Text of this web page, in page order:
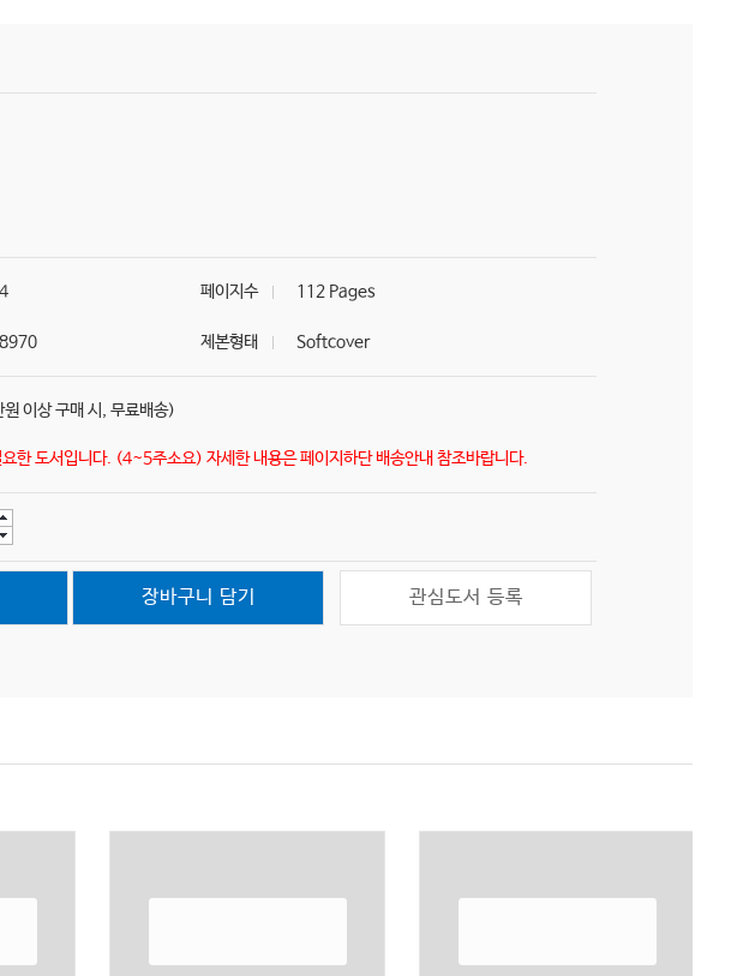
페이지수 112 Pages
제본형태 Softcover
이상 구매 시, 무료배송)
한 도서입니다. (4~5주소요) 자세한 내용은 페이지하단 배송안내 참조바랍니다.
장바구니 담기 관심도서 등록